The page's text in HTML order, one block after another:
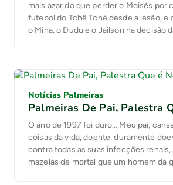
mais azar do que perder o Moisés por
futebol do Tchê Tchê desde a lesão, e
o Mina, o Dudu e o Jailson na decisão
Notícias Palmeiras
Palmeiras De Pai, Palestra
O ano de 1997 foi duro… Meu pai,
coisas da vida, doente, duramente
contra todas as suas infecções renais,
mazelas de mortal que um homem da